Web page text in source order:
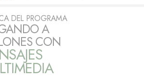
DEL PROGRAMA
A
CON